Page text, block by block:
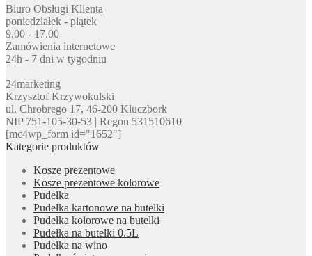
Biuro Obsługi Klienta
poniedziałek - piątek
9.00 - 17.00
Zamówienia internetowe
24h - 7 dni w tygodniu
24marketing
Krzysztof Krzywokulski
ul. Chrobrego 17, 46-200 Kluczbork
NIP 751-105-30-53 | Regon 531510610
[mc4wp_form id="1652"]
Kategorie produktów
Kosze prezentowe
Kosze prezentowe kolorowe
Pudełka
Pudełka kartonowe na butelki
Pudełka kolorowe na butelki
Pudełka na butelki 0.5L
Pudełka na wino